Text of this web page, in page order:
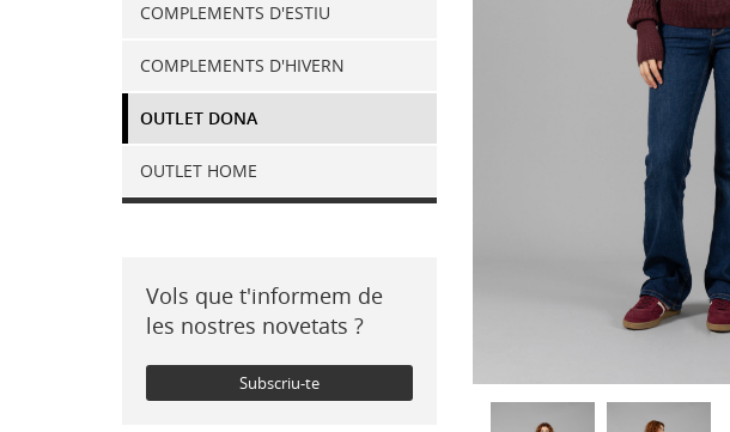
COMPLEMENTS D'ESTIU
COMPLEMENTS D'HIVERN
OUTLET DONA
OUTLET HOME
Vols que t'informem de
les nostres novetats ?
Subscriu-te